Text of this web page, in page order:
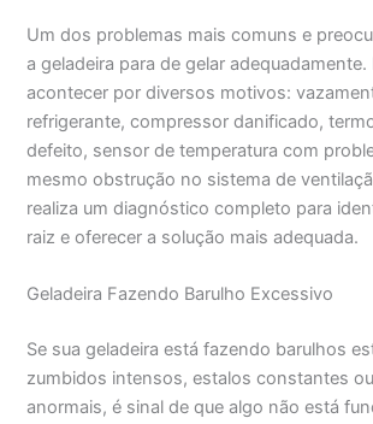
Um dos problemas mais comuns e
a geladeira para de gelar
acontecer por diversos motivos:
refrigerante, compressor danificado,
defeito, sensor de temperatura com
mesmo obstrução no sistema de
realiza um diagnóstico completo para
raiz e oferecer a solução mais adequada.
Geladeira Fazendo Barulho Excessivo
Se sua geladeira está fazendo barulhos
zumbidos intensos, estalos constantes
anormais, é sinal de que algo não está